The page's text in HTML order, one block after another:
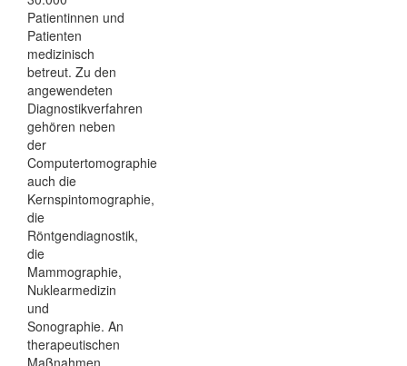
Patientinnen und
Patienten
medizinisch
betreut. Zu den
angewendeten
Diagnostikverfahren
gehören neben
der
Computertomographie
auch die
Kernspintomographie,
die
Röntgendiagnostik,
die
Mammographie,
Nuklearmedizin
und
Sonographie. An
therapeutischen
Maßnahmen